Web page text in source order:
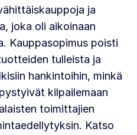
ja
joka oli aikoinaan
Kauppasopimus poisti
tulleista ja
hankintoihin, minkä
kilpailemaan
toimittajien
Katso